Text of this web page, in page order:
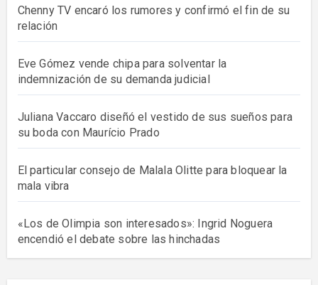
Chenny TV encaró los rumores y confirmó el fin de su
relación
Eve Gómez vende chipa para solventar la
indemnización de su demanda judicial
Juliana Vaccaro diseñó el vestido de sus sueños para
su boda con Maurício Prado
El particular consejo de Malala Olitte para bloquear la
mala vibra
«Los de Olimpia son interesados»: Ingrid Noguera
encendió el debate sobre las hinchadas